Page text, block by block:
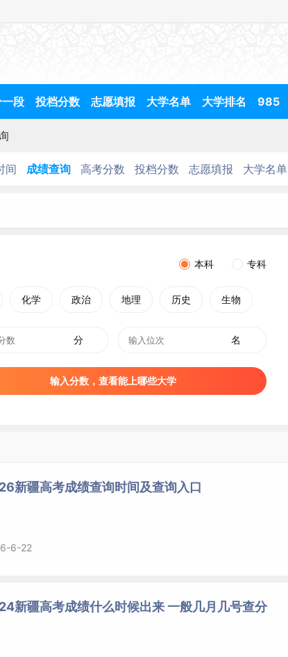
段 投档分数 志愿填报 大学名单 大学排名 985
间 成绩查询 高考分数 投档分数 志愿填报 大学名单
本科 专科
化学 政治 地理 历史 生物
分 名
输入分数，查看能上哪些大学
新疆高考成绩查询时间及查询入口
6-22
新疆高考成绩什么时候出来 一般几月几号查分